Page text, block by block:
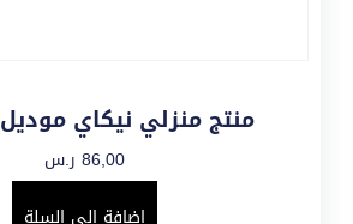
منتج منزلي نيكاي موديل NJ342A
86,00 ر.س